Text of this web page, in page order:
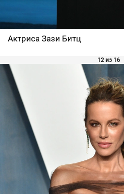
Актриса Зази Битц
12 из 16